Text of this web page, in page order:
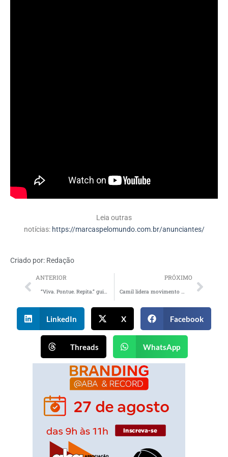
Leia outras
notícias: https://marcaspelomundo.com.br/anunciantes/
Criado por: Redação
ANTERIOR
“Viva. Pontue. Repita.” guia nova fase da comunicação da Livelo
PRÓXIMO
Camil lidera movimento para reconhecer arroz e feijão como patrimônio nacional
LinkedIn X Facebook
Threads WhatsApp